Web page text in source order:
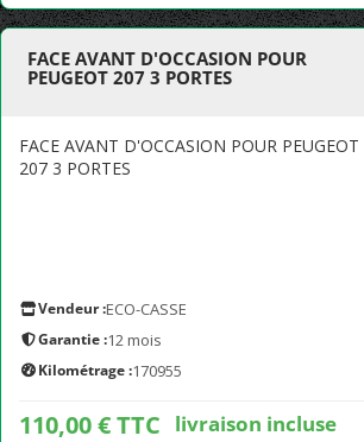
FACE AVANT D'OCCASION POUR
PEUGEOT 207 3 PORTES
FACE AVANT D'OCCASION POUR PEUGEOT
207 3 PORTES
Vendeur :ECO-CASSE
Garantie :12 mois
Kilométrage :170955
110,00 € TTC livraison incluse